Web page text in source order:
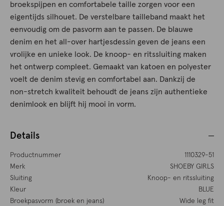
broekspijpen en comfortabele taille zorgen voor een
eigentijds silhouet. De verstelbare tailleband maakt het
eenvoudig om de pasvorm aan te passen. De blauwe
denim en het all-over hartjesdessin geven de jeans een
vrolijke en unieke look. De knoop- en ritssluiting maken
het ontwerp compleet. Gemaakt van katoen en polyester
voelt de denim stevig en comfortabel aan. Dankzij de
non-stretch kwaliteit behoudt de jeans zijn authentieke
denimlook en blijft hij mooi in vorm.
Details
Productnummer
1110329-51
Merk
SHOEBY GIRLS
Sluiting
Knoop- en ritssluiting
Kleur
BLUE
Broekpasvorm (broek en jeans)
Wide leg fit